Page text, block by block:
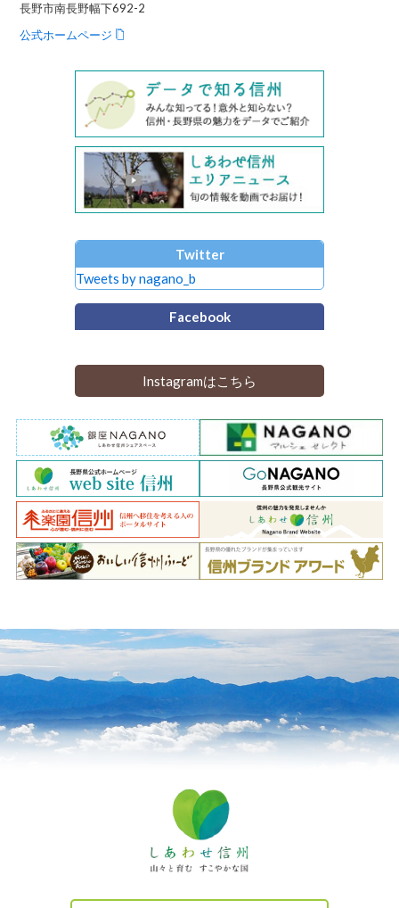
長野市南長野幅下692-2
公式ホームページ
Twitter
Tweets by nagano_b
Facebook
Instagramはこちら